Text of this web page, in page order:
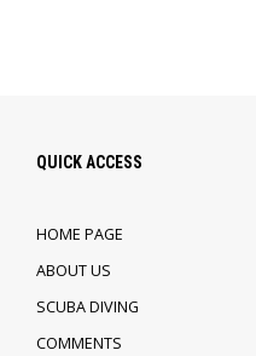
QUICK ACCESS
HOME PAGE
ABOUT US
SCUBA DIVING
COMMENTS